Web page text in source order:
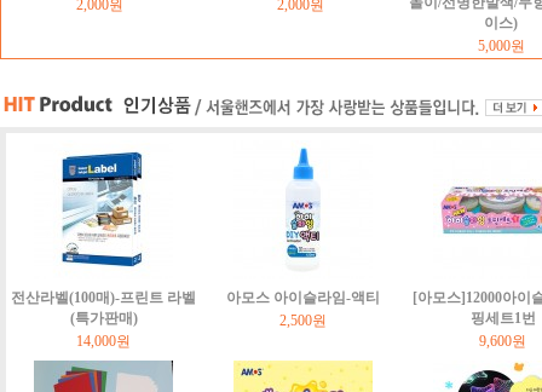
2,000원
2,000원
이스)
5,000원
전산라벨(100매)-프린트 라벨
(특가판매)
14,000원
아모스 아이슬라임-액티
2,500원
[아모스]12000아이
핑세트1번
9,600원